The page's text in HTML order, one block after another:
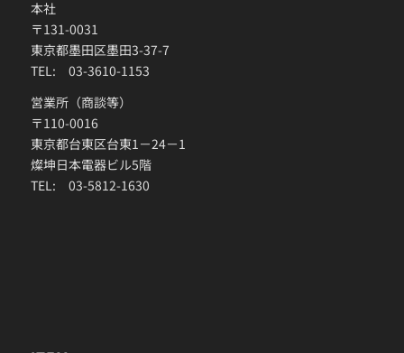
本社
〒131-0031
東京都墨田区墨田3-37-7
TEL: 03-3610-1153
営業所（商談等）
〒110-0016
東京都台東区台東1－24－1
燦坤日本電器ビル5階
TEL: 03-5812-1630